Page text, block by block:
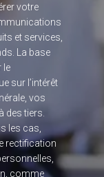
votre
et services,
La base
le
sur l’intérêt
vos
des tiers.
les cas,
rectification
comme